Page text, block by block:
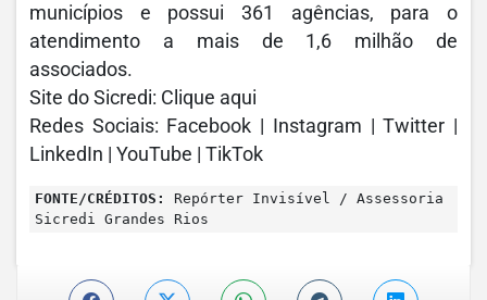
municípios e possui 361 agências, para o
atendimento a mais de 1,6 milhão de
associados.
Site do Sicredi: Clique aqui
Redes Sociais: Facebook | Instagram | Twitter |
LinkedIn | YouTube | TikTok
FONTE/CRÉDITOS:
Repórter Invisível / Assessoria
Sicredi Grandes Rios